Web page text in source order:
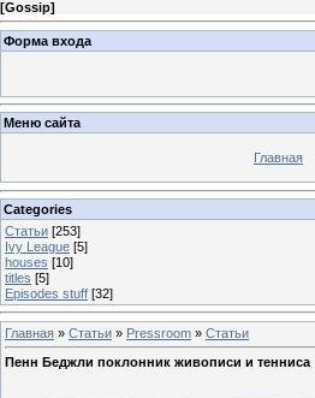
[Gossip]
Форма входа
Меню сайта
Главная
Categories
Статьи [253]
Ivy League [5]
houses [10]
titles [5]
Episodes stuff [32]
Главная » Статьи » Pressroom » Статьи
Пенн Беджли поклонник живописи и тенниса